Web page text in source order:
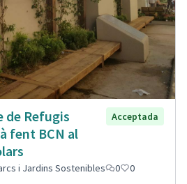
de Refugis
fent BCN al
Acceptada
i Jardins Sostenibles 0 0